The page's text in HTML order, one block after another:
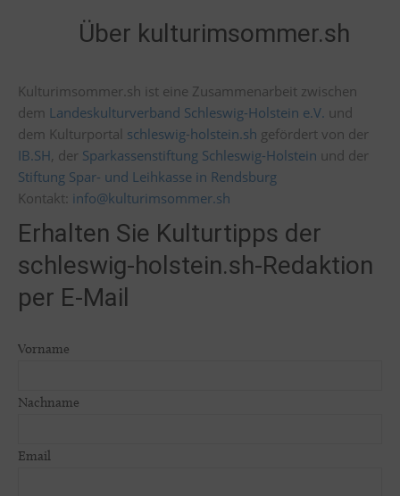
Über kulturimsommer.sh
Kulturimsommer.sh ist eine Zusammenarbeit zwischen
dem Landeskulturverband Schleswig-Holstein e.V. und
dem Kulturportal schleswig-holstein.sh gefördert von der
IB.SH, der Sparkassenstiftung Schleswig-Holstein und der
Stiftung Spar- und Leihkasse in Rendsburg
Kontakt: info@kulturimsommer.sh
Erhalten Sie Kulturtipps der
schleswig-holstein.sh-Redaktion
per E-Mail
Vorname
Nachname
Email